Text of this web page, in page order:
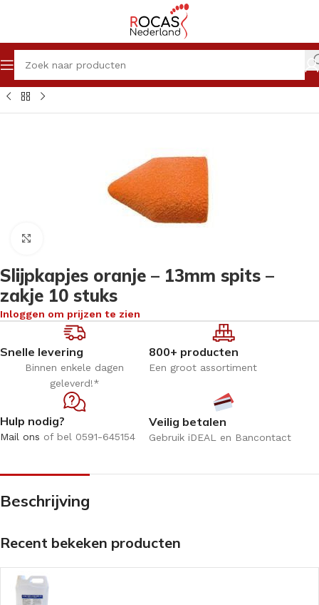
Frezen Slijpkapjes & Slijpkaphouders
Slijpkapjes oranje – 13mm spits –
zakje 10 stuks
Inloggen om prijzen te zien
Snelle levering
Binnen enkele dagen
geleverd!*
800+ producten
Een groot assortiment
Hulp nodig?
Mail ons of bel 0591-645154
Veilig betalen
Gebruik iDEAL en Bancontact
Beschrijving
Recent bekeken producten